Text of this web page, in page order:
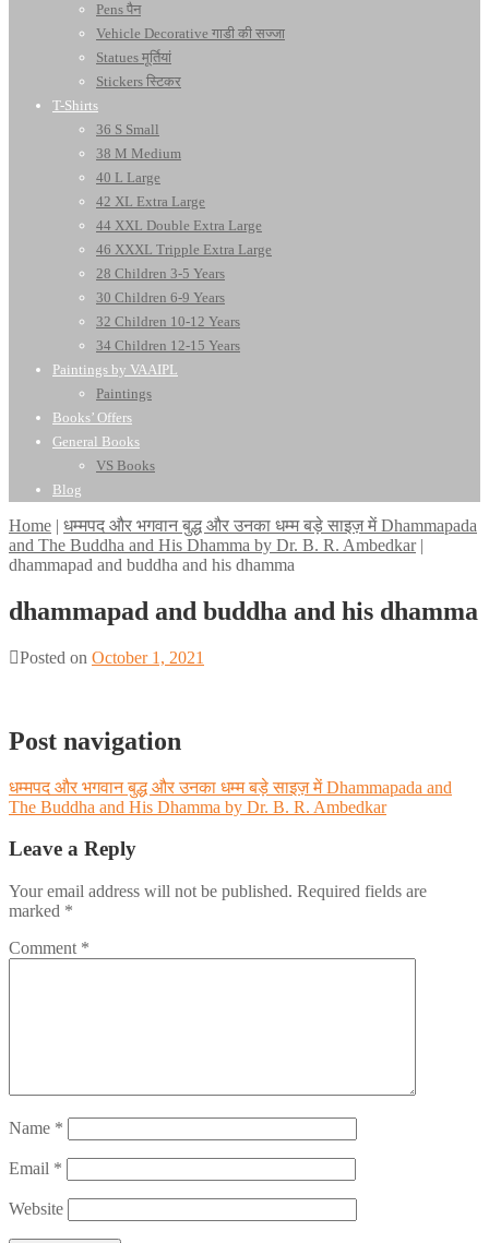
Pens पैन
Vehicle Decorative गाडी की सज्जा
Statues मूर्तियां
Stickers स्टिकर
T-Shirts
36 S Small
38 M Medium
40 L Large
42 XL Extra Large
44 XXL Double Extra Large
46 XXXL Tripple Extra Large
28 Children 3-5 Years
30 Children 6-9 Years
32 Children 10-12 Years
34 Children 12-15 Years
Paintings by VAAIPL
Paintings
Books’ Offers
General Books
VS Books
Blog
Home | धम्मपद और भगवान बुद्ध और उनका धम्म बड़े साइज़ में Dhammapada
and The Buddha and His Dhamma by Dr. B. R. Ambedkar |
dhammapad and buddha and his dhamma
dhammapad and buddha and his dhamma
Posted on October 1, 2021
Post navigation
धम्मपद और भगवान बुद्ध और उनका धम्म बड़े साइज़ में Dhammapada and
The Buddha and His Dhamma by Dr. B. R. Ambedkar
Leave a Reply
Your email address will not be published. Required fields are
marked *
Comment *
Name *
Email *
Website